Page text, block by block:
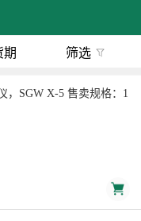
期 筛选
，SGW X-5 售卖规格：1